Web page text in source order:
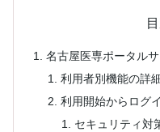
名古屋医専ポータル
利用者別機能の詳
利用開始からログ
セキュリティ対